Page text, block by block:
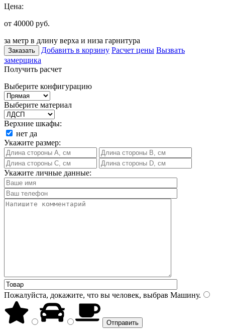
Цена:
от 40000 руб.
за метр в длину верха и низа гарнитура
Заказать Добавить в корзину Расчет цены Вызвать
замерщика
Получить расчет
Выберите конфигурацию
Выберите материал
Верхние шкафы:
нет да
Укажите размер:
Укажите личные данные:
Пожалуйста, докажите, что вы человек, выбрав Машину.